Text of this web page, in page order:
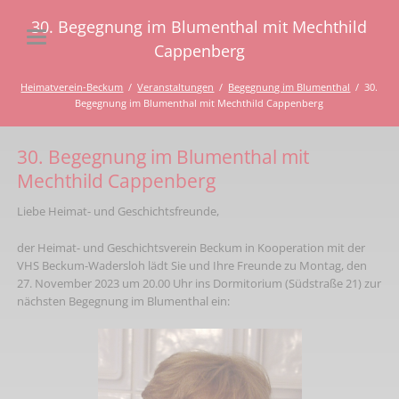
30. Begegnung im Blumenthal mit Mechthild
Cappenberg
Heimatverein-Beckum Veranstaltungen Begegnung im Blumenthal
30.
Begegnung im Blumenthal mit Mechthild Cappenberg
30. Begegnung im Blumenthal mit
Mechthild Cappenberg
Liebe Heimat- und Geschichtsfreunde,
der Heimat- und Geschichtsverein Beckum in Kooperation mit der
VHS Beckum-Wadersloh lädt Sie und Ihre Freunde zu Montag, den
27. November 2023 um 20.00 Uhr ins Dormitorium (Südstraße 21) zur
nächsten Begegnung im Blumenthal ein: